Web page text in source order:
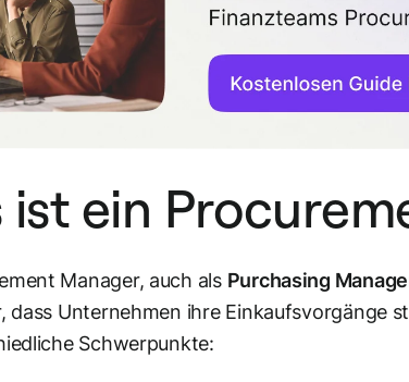
ist ein
Manager, auch als Purchasing
dass Unternehmen ihre Einkaufsvorgänge
Schwerpunkte: